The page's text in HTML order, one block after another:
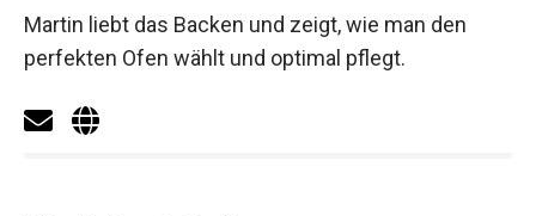
Martin liebt das Backen und zeigt, wie man den
perfekten Ofen wählt und optimal pflegt.